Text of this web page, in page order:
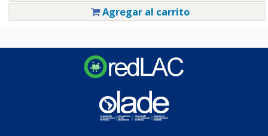
Agregar al carrito